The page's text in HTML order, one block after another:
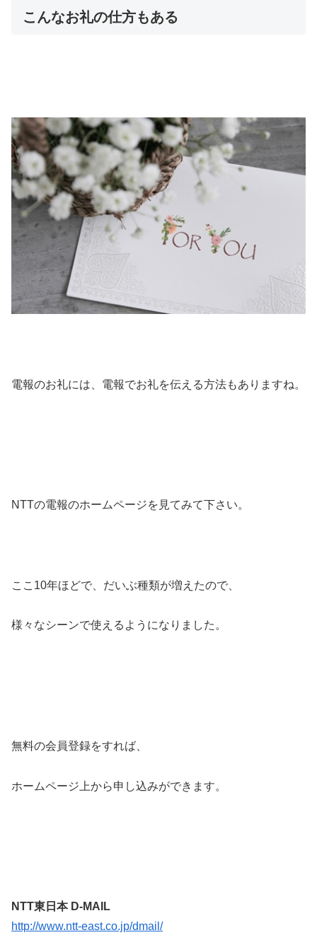
こんなお礼の仕方もある
電報のお礼には、電報でお礼を伝える方法もありますね。
NTTの電報のホームページを見てみて下さい。
ここ10年ほどで、だいぶ種類が増えたので、
様々なシーンで使えるようになりました。
無料の会員登録をすれば、
ホームページ上から申し込みができます。
NTT東日本 D-MAIL
http://www.ntt-east.co.jp/dmail/